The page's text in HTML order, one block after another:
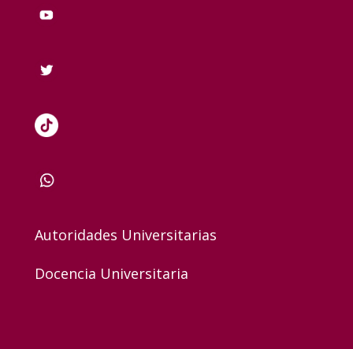
Autoridades Universitarias
Docencia Universitaria